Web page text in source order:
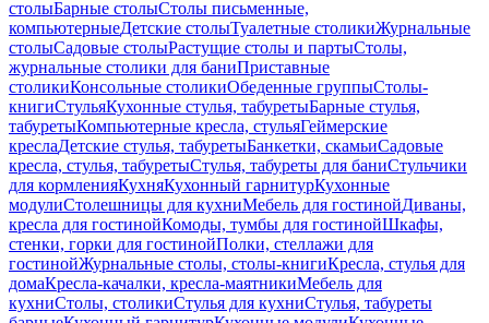
столыБарные столыСтолы письменные,
компьютерныеДетские столыТуалетные столикиЖурнальные
столыСадовые столыРастущие столы и партыСтолы,
журнальные столики для баниПриставные
столикиКонсольные столикиОбеденные группыСтолы-
книгиСтульяКухонные стулья, табуретыБарные стулья,
табуретыКомпьютерные кресла, стульяГеймерские
креслаДетские стулья, табуретыБанкетки, скамьиСадовые
кресла, стулья, табуретыСтулья, табуреты для баниСтульчики
для кормленияКухняКухонный гарнитурКухонные
модулиСтолешницы для кухниМебель для гостинойДиваны,
кресла для гостинойКомоды, тумбы для гостинойШкафы,
стенки, горки для гостинойПолки, стеллажи для
гостинойЖурнальные столы, столы-книгиКресла, стулья для
домаКресла-качалки, кресла-маятникиМебель для
кухниСтолы, столикиСтулья для кухниСтулья, табуреты